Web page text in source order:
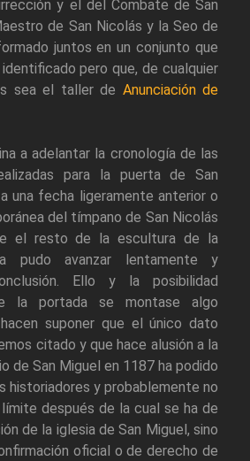
y el del Combate de San
de San Nicolás y la Seo de
juntos en un conjunto que
pero que, de cualquier
sea el taller de Anunciación de
a adelantar la cronología de las
para la puerta de San
una fecha ligeramente anterior o
del tímpano de San Nicolás
el resto de la escultura de la
pudo avanzar lentamente y
Ello y la posibilidad
la portada se montase algo
suponer que el único dato
citado y que hace alusión a la
de San Miguel en 1187 ha podido
historiadores y probablemente no
después de la cual se ha de
de la iglesia de San Miguel, sino
oficial o de derecho de